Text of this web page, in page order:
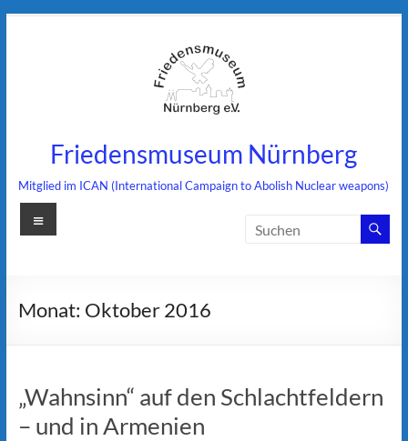
Friedensmuseum Nürnberg
Mitglied im ICAN (International Campaign to Abolish Nuclear weapons)
Menü
Monat: Oktober 2016
„Wahnsinn“ auf den Schlachtfeldern
– und in Armenien